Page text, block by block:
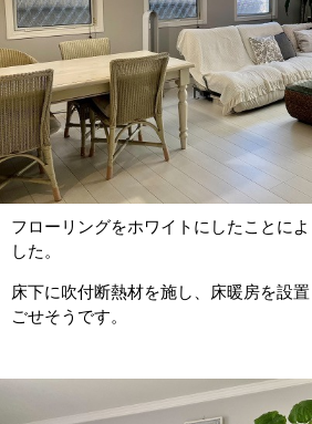
フローリングをホワイトにしたことに
した。
床下に吹付断熱材を施し、床暖房を設
ごせそうです。